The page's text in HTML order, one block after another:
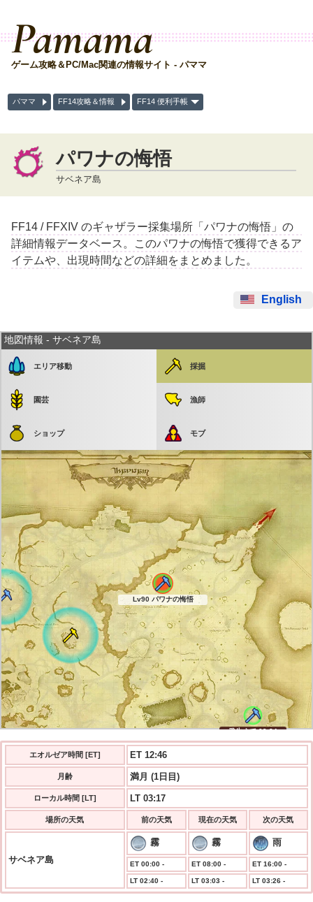
Pamama
ゲーム攻略＆PC/Mac関連の情報サイト - パママ
パママ FF14攻略＆情報 FF14 便利手帳
パワナの悔悟
サベネア島
FF14 / FFXIV のギャザラー採集場所「パワナの悔悟」の
詳細情報データベース。このパワナの悔悟で獲得できるア
イテムや、出現時間などの詳細をまとめました。
English
地図情報 - サベネア島
エリア移動 採掘
園芸 漁師
ショップ モブ
発生まで 09:24
Lv90 パワナの悔悟
エオルゼア時間 [ET] ET 12:46
月齢 満月 (1日目)
ローカル時間 [LT] LT 03:17
場所の天気 前の天気 現在の天気 次の天気
サベネア島
霧 霧 雨
ET 00:00 - ET 08:00 - ET 16:00 -
LT 02:40 - LT 03:03 - LT 03:26 -